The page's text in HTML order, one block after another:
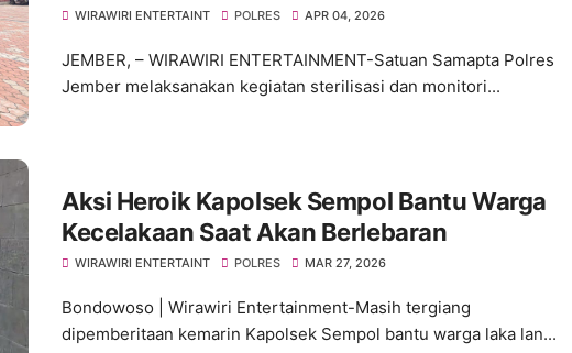
Paskah
WIRAWIRI ENTERTAINT POLRES APR 04, 2026
JEMBER, – WIRAWIRI ENTERTAINMENT-Satuan Samapta Polres
Jember melaksanakan kegiatan sterilisasi dan monitori...
Aksi Heroik Kapolsek Sempol Bantu Warga
Kecelakaan Saat Akan Berlebaran
WIRAWIRI ENTERTAINT POLRES MAR 27, 2026
Bondowoso | Wirawiri Entertainment-Masih tergiang
dipemberitaan kemarin Kapolsek Sempol bantu warga laka lan...